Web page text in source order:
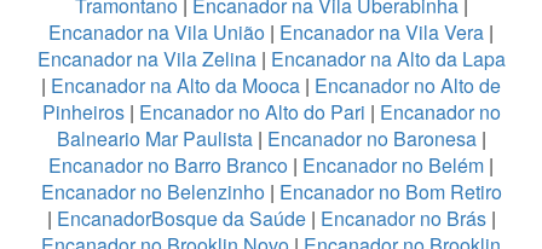
Encanador na Vila União | Encanador na Vila Vera |
Encanador na Vila Zelina| Encanador na Alto da Lapa
| Encanador na Alto da Mooca | Encanador no Alto de
Pinheiros| Encanador no Alto do Pari | Encanador no
Balneario Mar Paulista| Encanador no Baronesa|
Encanador no Barro Branco | Encanador no Belém |
Encanador no Belenzinho| Encanador no Bom Retiro
| EncanadorBosque da Saúde| Encanador no Brás|